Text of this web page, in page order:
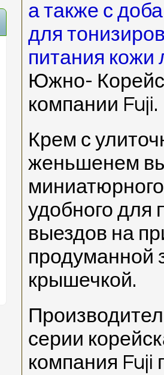
а также с
для
питания
Южно-
компании Fuji.
Крем с
женьшенем
удобного для
выездов на
продуманной
крышечкой.
серии
компания Fuji